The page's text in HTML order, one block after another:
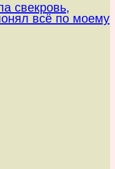
свекровь,
всё по моему